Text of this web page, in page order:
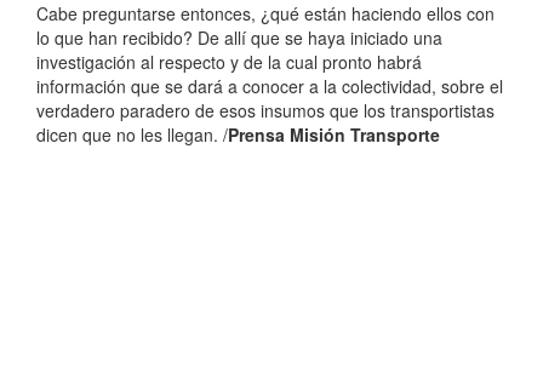
Cabe preguntarse entonces, ¿qué están haciendo ellos con
lo que han recibido? De allí que se haya iniciado una
investigación al respecto y de la cual pronto habrá
información que se dará a conocer a la colectividad, sobre el
verdadero paradero de esos insumos que los transportistas
dicen que no les llegan. /Prensa Misión Transporte